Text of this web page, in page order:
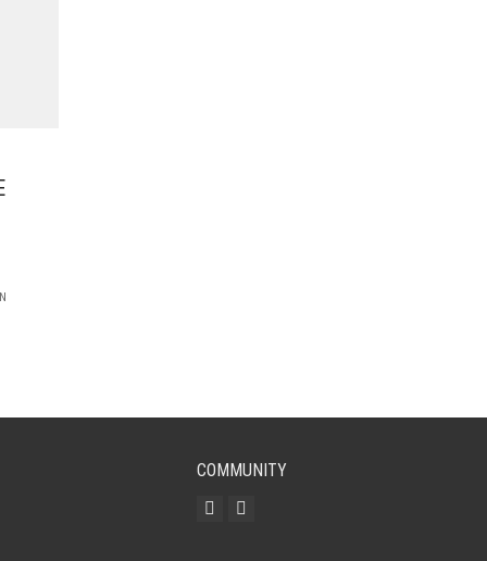
COMMUNITY